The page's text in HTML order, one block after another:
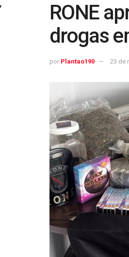
RONE
drogas
por Plantao190 23 de